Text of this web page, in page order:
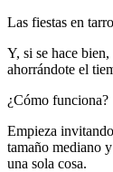
Las fiestas en
Y, si se hace
ahorrándote el
¿Cómo funciona?
Empieza
tamaño mediano
una sola cosa.